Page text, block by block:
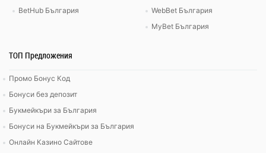
BetHub България
WebBet България
MyBet България
ТОП Предложения
Промо Бонус Код
Бонуси без депозит
Букмейкъри за България
Бонуси на Букмейкъри за България
Онлайн Казино Сайтове